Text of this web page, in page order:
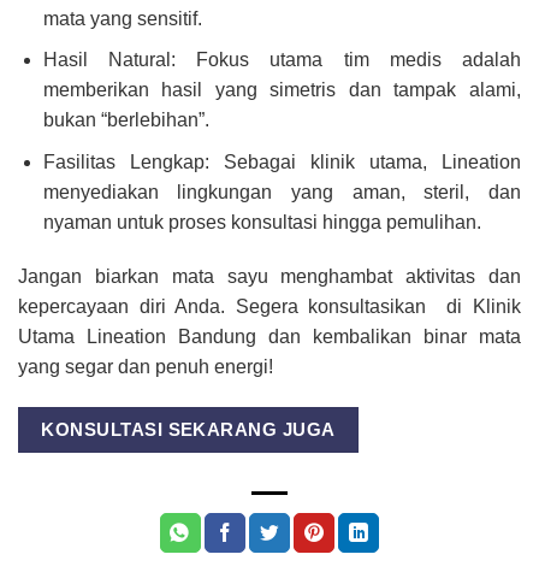
mata yang sensitif.
Hasil Natural: Fokus utama tim medis adalah
memberikan hasil yang simetris dan tampak alami,
bukan “berlebihan”.
Fasilitas Lengkap: Sebagai klinik utama, Lineation
menyediakan lingkungan yang aman, steril, dan
nyaman untuk proses konsultasi hingga pemulihan.
Jangan biarkan mata sayu menghambat aktivitas dan
kepercayaan diri Anda. Segera konsultasikan di Klinik
Utama Lineation Bandung dan kembalikan binar mata
yang segar dan penuh energi!
KONSULTASI SEKARANG JUGA